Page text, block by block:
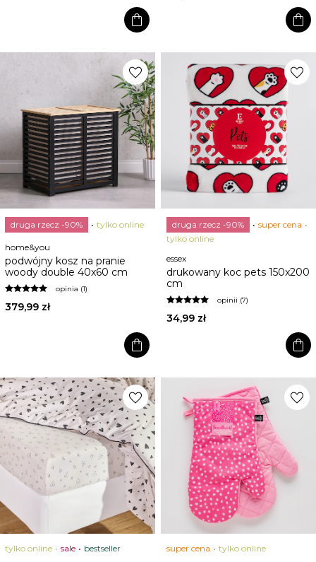
shopping_bag shopping_bag
favorite
druga rzecz -90% tylko online
home&you
podwójny kosz na pranie
woody double 40x60 cm
opinia (1)
379,99 zł
shopping_bag
favorite
druga rzecz -90%
super cena
tylko online
essex
drukowany koc pets 150x200
cm
opinii (7)
34,99 zł
shopping_bag
favorite
tylko online sale bestseller
favorite
super cena tylko online